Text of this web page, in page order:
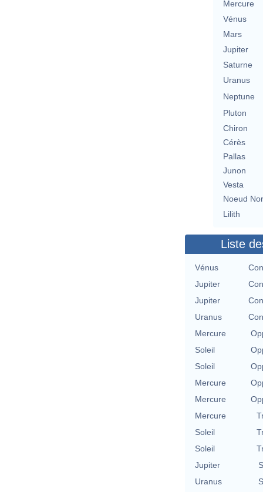
Mercure
Vénus
Mars
Jupiter
Saturne
Uranus
Neptune
Pluton
Chiron
Cérès
Pallas
Junon
Vesta
Noeud
Lilith
Liste
Vénus
Jupiter
Jupiter
Uranus
Mercure
Soleil
Soleil
Mercure
Mercure
Mercure
Soleil
Soleil
Jupiter
Uranus